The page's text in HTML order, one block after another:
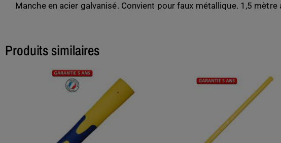
Manche en acier galvanisé. Convient pour faux métallique. 1,5 mètre
Produits similaires